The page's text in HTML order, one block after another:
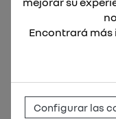
Encontrará
Configurar las